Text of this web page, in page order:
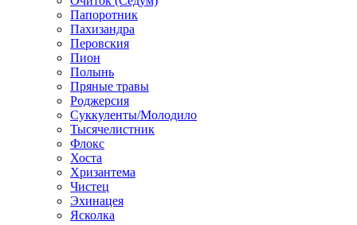
Папоротник
Пахизандра
Перовския
Пион
Полынь
Пряные травы
Роджерсия
Суккуленты/Молодило
Тысячелистник
Флокс
Хоста
Хризантема
Чистец
Эхинацея
Ясколка